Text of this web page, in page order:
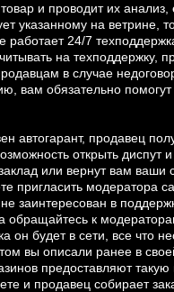
и проводит их
указанному на ветрине,
работает 24/7
на техподдержку,
в случае
вам обязательно помогут
автогарант, продавец
открыть диспут
или вернут вам ваши
пригласить модератора
заинтересован в
обращайтесь к
он будет в сети, все что
вы описали ранее в
предоставляют
и продавец собирает